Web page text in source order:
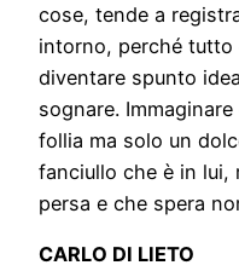
cose, tende a
intorno, perché
diventare spunto
sognare.
follia ma solo un
fanciullo che è in lui,
persa e che spera
CARLO DI LIETO